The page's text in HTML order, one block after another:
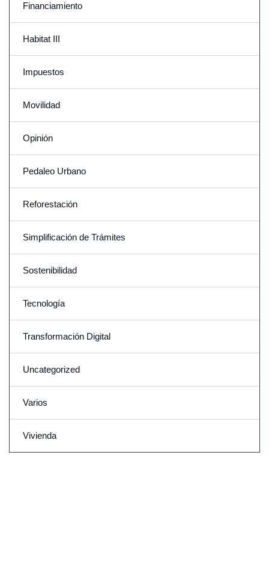
Financiamiento
Habitat III
Impuestos
Movilidad
Opinión
Pedaleo Urbano
Reforestación
Simplificación de Trámites
Sostenibilidad
Tecnología
Transformación Digital
Uncategorized
Varios
Vivienda